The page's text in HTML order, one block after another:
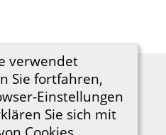
verwendet
Sie fortfahren,
Einstellungen
Sie sich mit